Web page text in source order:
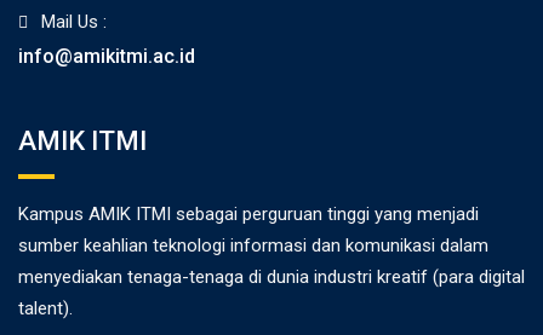
Mail Us :
info@amikitmi.ac.id
AMIK ITMI
Kampus AMIK ITMI sebagai perguruan tinggi yang menjadi
sumber keahlian teknologi informasi dan komunikasi dalam
menyediakan tenaga-tenaga di dunia industri kreatif (para digital
talent).